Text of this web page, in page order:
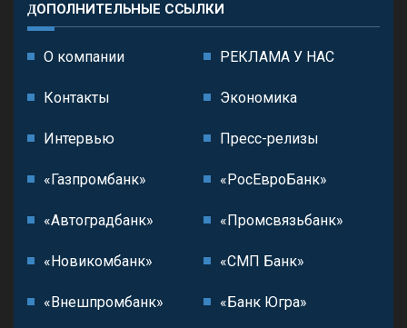
ДОПОЛНИТЕЛЬНЫЕ ССЫЛКИ
О компании РЕКЛАМА У НАС
Контакты Экономика
Интервью Пресс-релизы
«Газпромбанк» «РосЕвроБанк»
«Автоградбанк» «Промсвязьбанк»
«Новикомбанк» «СМП Банк»
«Внешпромбанк» «Банк Югра»